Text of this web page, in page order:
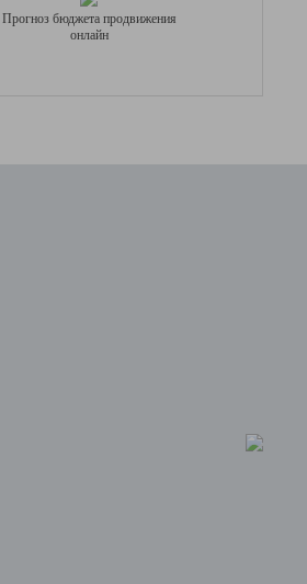
Прогноз бюджета продвижения
онлайн